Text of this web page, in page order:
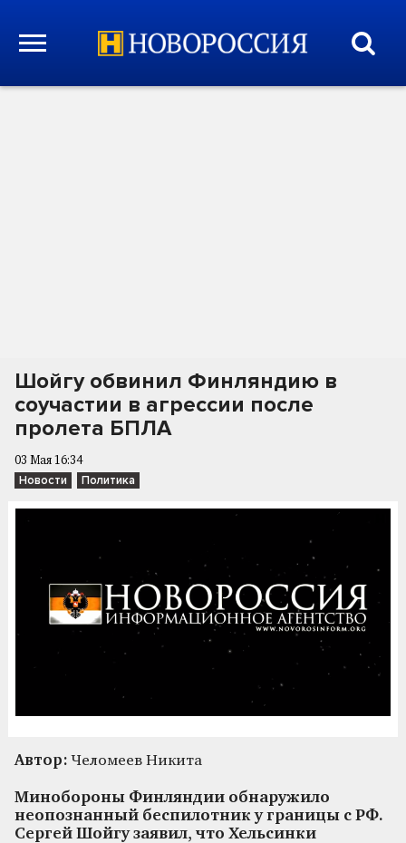
Шойгу обвинил Финляндию в
соучастии в агрессии после
пролета БПЛА
03 Мая 16:34
Новости Политика
Автор: Челомеев Никита
Минобороны Финляндии обнаружило
неопознанный беспилотник у границы с РФ.
Сергей Шойгу заявил, что Хельсинки